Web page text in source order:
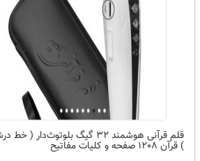
قلم قرآنی هوشمند 32 گیگ بلوتوث‌دار (
) قرآن 1208 صفحه و کلیات مفاتیح